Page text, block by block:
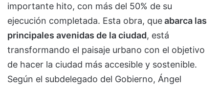
importante hito, con más del 50% de su
ejecución completada. Esta obra, queabarca las
principales avenidas de la ciudad, está
transformando el paisaje urbano con el objetivo
de hacer la ciudad más accesible y sostenible.
Según el subdelegado del Gobierno, Ángel